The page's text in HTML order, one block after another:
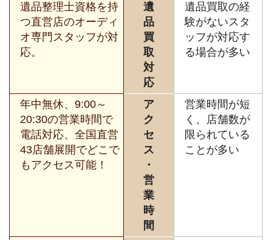
遺品整理士資格を持
つ直営店のオーディ
オ専門スタッフが対
応。
遺
品
買
取
対
応
遺品買取の経
験がないスタ
ッフが対応す
る場合が多い
年中無休、9:00～
20:30の営業時間で
電話対応、全国直営
43店舗展開でどこで
もアクセス可能！
ア
ク
セ
ス
・
営
業
時
間
営業時間が短
く、店舗数が
限られている
ことが多い